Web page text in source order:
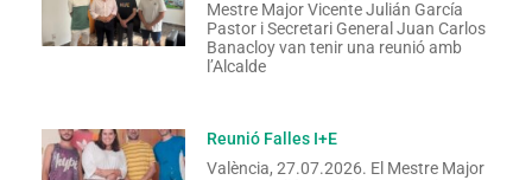
Mestre Major Vicente Julián García
Pastor i Secretari General Juan Carlos
Banacloy van tenir una reunió amb
l’Alcalde
Reunió Falles I+E
València, 27.07.2026. El Mestre Major